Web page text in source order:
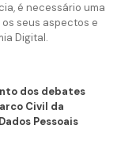
é necessário uma
seus aspectos e
Digital.
dos debates
Civil da
Pessoais